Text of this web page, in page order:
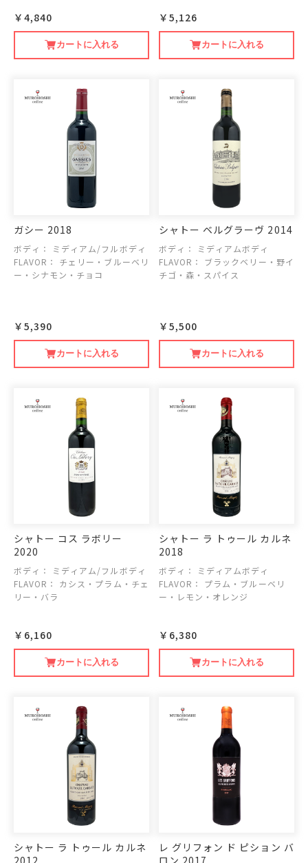
￥4,840
カートに入れる
￥5,126
カートに入れる
ガシー 2018
ボディ：
ミディアム/フルボディ
FLAVOR：
チェリー・ブルーベリ
ー・シナモン・チョコ
￥5,390
カートに入れる
シャトー ベルグラーヴ 2014
ボディ：
ミディアムボディ
FLAVOR：
ブラックベリー・野イ
チゴ・森・スパイス
￥5,500
カートに入れる
シャトー コス ラボリー
2020
ボディ：
ミディアム/フルボディ
FLAVOR：
カシス・プラム・チェ
リー・バラ
￥6,160
カートに入れる
シャトー ラ トゥール カルネ
2018
ボディ：
ミディアムボディ
FLAVOR：
プラム・ブルーベリ
ー・レモン・オレンジ
￥6,380
カートに入れる
シャトー ラ トゥール カルネ
2012
レ グリフォン ド ピション バ
ロン 2017